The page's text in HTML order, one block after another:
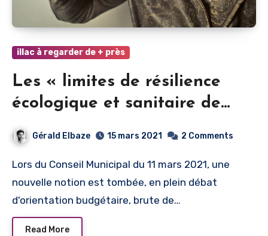
illac à regarder de + près
Les « limites de résilience
écologique et sanitaire de
notre ville » : les mots ne font
pas la vertu
Gérald Elbaze 15 mars 2021 2 Comments
Lors du Conseil Municipal du 11 mars 2021, une
nouvelle notion est tombée, en plein débat
d'orientation budgétaire, brute de…
Read More